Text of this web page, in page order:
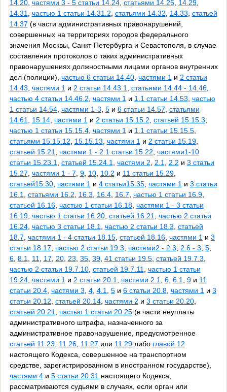
14.20, частями 3 - 5 статьи 14.24, статьями 14.26, 14.29,
14.31
частью 1 статьи 14.31.2 статьями 14.32 14.33 статьей
14.37 (в части административных правонарушений,
совершенных на территориях городов федерального
значения Москвы, Санкт-Петербурга и Севастополя, в случае
составления протоколов о таких административных
правонарушениях должностными лицами органов внутренних
дел (полиции), частью 6 статьи 14.40, частями 1 и 2 статьи
14.43 частями 1 и 2 статьи 14.43.1 статьями 14.44 - 14.46,
частью 4 статьи 14.46.2 частями 1 и 1.1 статьи 14.53 частью
1 статьи 14.54, частями 1-3 5и 6 статьи 14.57 статьями
14.61
15.14, частями 1 и 2 статьи 15.15.2 статьей 15.15.3
частью 1 статьи 15.15.4, частями 1 и 1.1 статьи 15.15.5,
статьями 15.15.12
15.15.13 частями 1 и 2 статьи 15.19,
статьей 15.21
частями 1 - 2.1 статьи 15.22 частями1-10
статьи 15.23.1
статьей 15.24.1 частями 2 2.1 2.2 и 3 статьи
15.27 частями 1 - 7 9, 10, 10.2 и 11 статьи 15.29,
статьей15.30, частями 1 и 4 статьи15.35, частями 1 и 3 статьи
16.1
статьями 16.2 16.3 16.4, 16.7 частью 1 статьи 16.9,
статьей 16.16, частью 1 статьи 16.18, частями 1 - 3 статьи
16.19, частью 1 статьи 16.20, статьей 16.21
частью 2 статьи
16.24, частью 3 статьи 18.1 частью 2 статьи 18.3 статьей
18.7 частями 1 - 4 статьи 18.15, статьей 18.16, частями 1 и 3
статьи 18.17 частью 2 статьи 19.3 частями2 - 2.3 2.6 - 3 5,
6, 8.1 11 17 20, 23 35, 39, 41 статьи 19.5, статьей 19.7.3
частью 2 статьи 19.7.10, статьей 19.7.11
частью 1 статьи
19.24, частями 1 и 2 статьи 20.1 частями 2.1 6, 6.1 9и 11
статьи 20.4, частями 3 4, 4.1 5и 6 статьи 20.8, частями 1 и 3
статьи 20.12 статьей 20.14, частями 2 и 3 статьи 20.20,
статьей 20.21
частью 1 статьи 20.25(в части неуплаты
административного штрафа, назначенного за
административное правонарушение, предусмотренное
статьей 11.23
11.26, 11.27 или 11.29либо главой 12
настоящего Кодекса, совершенное на транспортном
средстве, зарегистрированном в иностранном государстве),
частями 4и 5 статьи 20.31 настоящего Кодекса,
рассматриваются судьями в случаях, если орган или